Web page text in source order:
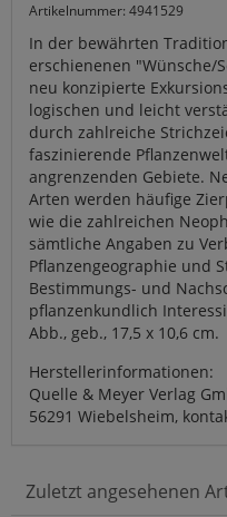
Artikelnummer: 4941529
In der bewährten
erschienenen
neu konzipierte
logischen und leicht
durch zahlreiche
faszinierende
angrenzenden Gebiete.
Arten werden häufige
wie die zahlreichen
sämtliche Angaben zu
Pflanzengeographie und
Bestimmungs- und
pflanzenkundlich
Abb., geb., 17,5 x 10,6 cm.
Herstellerinformationen:
Quelle & Meyer Verlag
56291 Wiebelsheim,
Zuletzt angesehenen